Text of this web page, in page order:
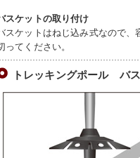
スケットの取り付け
スケットはねじ込み式なので
ってください。
トレッキングポール バ